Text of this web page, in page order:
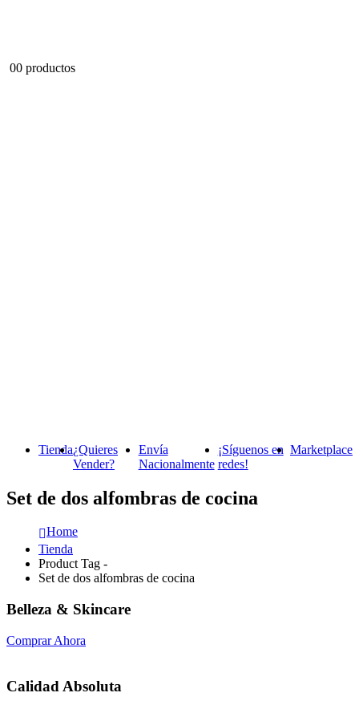
00 productos
Tienda¿Quieres
Vender?
Envía
Nacionalmente
¡Síguenos en
redes!
Marketplace
Set de dos alfombras de cocina
Home
Tienda
Product Tag -
Set de dos alfombras de cocina
Belleza & Skincare
Comprar Ahora
Calidad Absoluta